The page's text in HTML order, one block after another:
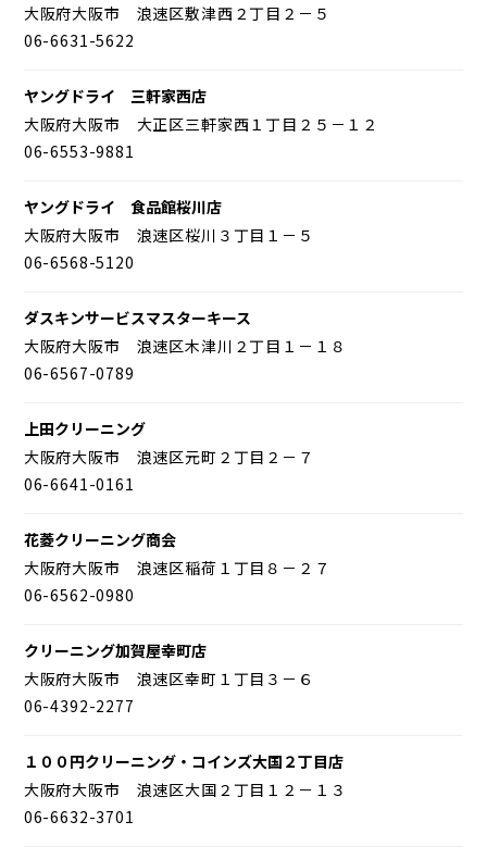
大阪府大阪市 浪速区敷津西２丁目２－５
06-6631-5622
ヤングドライ 三軒家西店
大阪府大阪市 大正区三軒家西１丁目２５－１２
06-6553-9881
ヤングドライ 食品館桜川店
大阪府大阪市 浪速区桜川３丁目１－５
06-6568-5120
ダスキンサービスマスターキース
大阪府大阪市 浪速区木津川２丁目１－１８
06-6567-0789
上田クリーニング
大阪府大阪市 浪速区元町２丁目２－７
06-6641-0161
花菱クリーニング商会
大阪府大阪市 浪速区稲荷１丁目８－２７
06-6562-0980
クリーニング加賀屋幸町店
大阪府大阪市 浪速区幸町１丁目３－６
06-4392-2277
１００円クリーニング・コインズ大国２丁目店
大阪府大阪市 浪速区大国２丁目１２－１３
06-6632-3701